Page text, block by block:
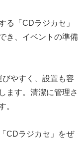
る「CDラジカセ」
き、イベントの準備
やすく、設置も容
ます。清潔に管理さ
。
CDラジカセ」をぜ